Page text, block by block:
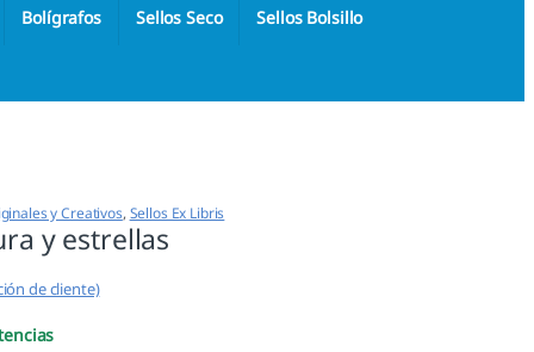
Bolígrafos Sellos Seco Sellos Bolsillo
y Creativos, Sellos Ex Libris
y estrellas
de cliente)